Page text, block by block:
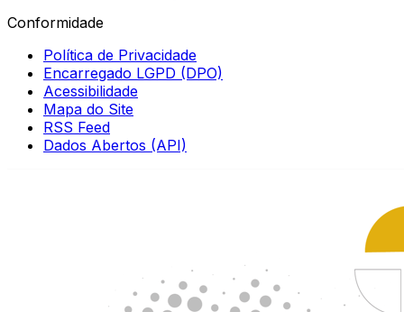
Conformidade
Política de Privacidade
Encarregado LGPD (DPO)
Acessibilidade
Mapa do Site
RSS Feed
Dados Abertos (API)